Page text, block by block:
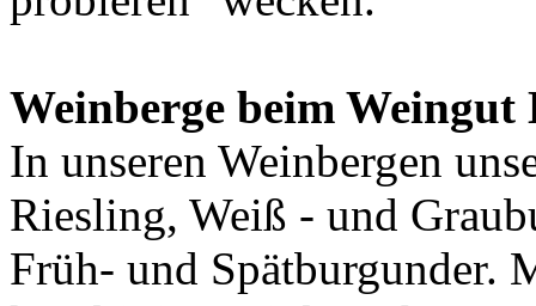
Weinberge beim Weingut
In unseren Weinbergen
Riesling, Weiß - und
Früh- und Spätburgunder.